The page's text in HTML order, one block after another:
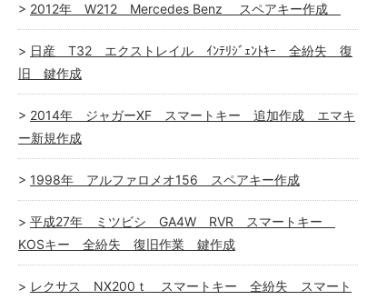
2012年 W212 Mercedes Benz スペアキー作成
日産 T32 エクストレイル ｲﾝﾃﾘｼﾞｪﾝﾄｷｰ 全紛失 復
旧 鍵作成
2014年 ジャガーXF スマートキー 追加作成 エマキ
ー新規作成
1998年 アルファロメオ156 スペアキー作成
平成27年 ミツビシ GA4W RVR スマートキー
KOSキー 全紛失 復旧作業 鍵作成
レクサス NX200ｔ スマートキー 全紛失 スマート